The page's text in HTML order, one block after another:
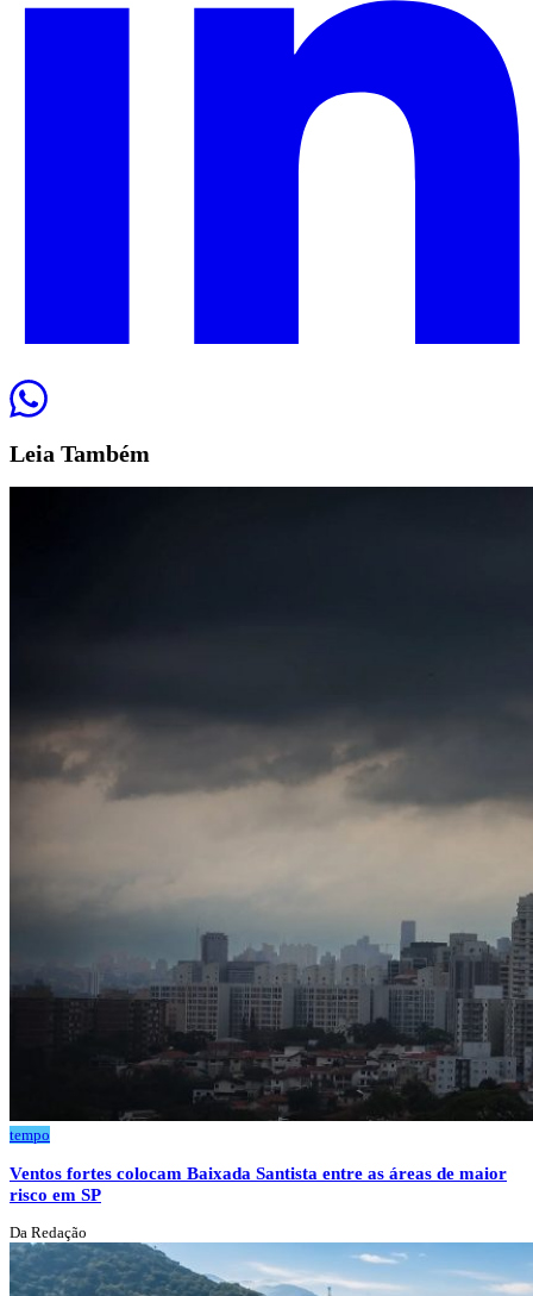
Leia Também
tempo
Ventos fortes colocam Baixada Santista entre as áreas de maior
risco em SP
Da Redação